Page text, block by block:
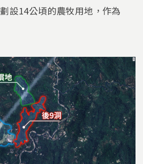
設14公頃的農牧用地，作為